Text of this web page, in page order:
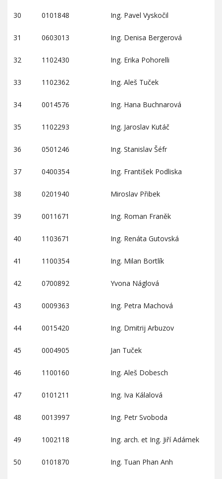
30 0101848 Ing. Pavel Vyskočil
31 0603013 Ing. Denisa Bergerová
32 1102430 Ing. Erika Pohorelli
33 1102362 Ing. Aleš Tuček
34 0014576 Ing. Hana Buchnarová
35 1102293 Ing. Jaroslav Kutáč
36 0501246 Ing. Stanislav Šéfr
37 0400354 Ing. František Podliska
38 0201940 Miroslav Přibek
39 0011671 Ing. Roman Franěk
40 1103671 Ing. Renáta Gutovská
41 1100354 Ing. Milan Bortlík
42 0700892 Yvona Náglová
43 0009363 Ing. Petra Machová
44 0015420 Ing. Dmitrij Arbuzov
45 0004905 Jan Tuček
46 1100160 Ing. Aleš Dobesch
47 0101211 Ing. Iva Kálalová
48 0013997 Ing. Petr Svoboda
49 1002118 Ing. arch. et Ing. Jiří Adámek
50 0101870 Ing. Tuan Phan Anh